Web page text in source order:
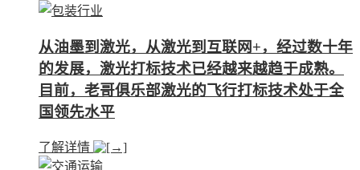
从油墨到激光，从激光到互联网+，经过数十年
的发展，激光打标技术已经越来越趋于成熟。
目前，老哥俱乐部激光的飞行打标技术处于全
国领先水平
了解详情